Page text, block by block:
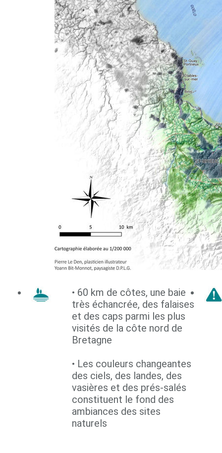
• 60 km de côtes, une baie
très échancrée, des falaises
et des caps parmi les plus
visités de la côte nord de
Bretagne
• Les couleurs changeantes
des ciels, des landes, des
vasières et des prés-salés
constituent le fond des
ambiances des sites
naturels